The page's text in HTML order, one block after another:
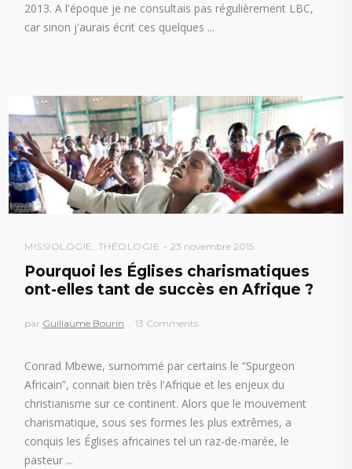
2013. A l'époque je ne consultais pas régulièrement LBC,
car sinon j'aurais écrit ces quelques
MISSIOLOGIE , THÉOLOGIE 23 novembre 2015
Pourquoi les Églises charismatiques
ont-elles tant de succès en Afrique ?
par Guillaume Bourin 13 Comments
Conrad Mbewe, surnommé par certains le “Spurgeon
Africain”, connait bien très l'Afrique et les enjeux du
christianisme sur ce continent. Alors que le mouvement
charismatique, sous ses formes les plus extrêmes, a
conquis les Églises africaines tel un raz-de-marée, le
pasteur